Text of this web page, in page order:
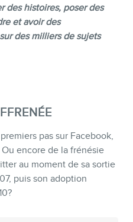
des histoires, poser des
et avoir des
des milliers de sujets
pas sur Facebook,
encore de la frénésie
au moment de sa sortie
puis son adoption